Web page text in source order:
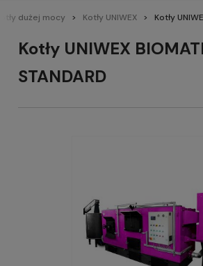
dużej mocy Kotły UNIWEX Kotły
Kotły UNIWEX
STANDARD